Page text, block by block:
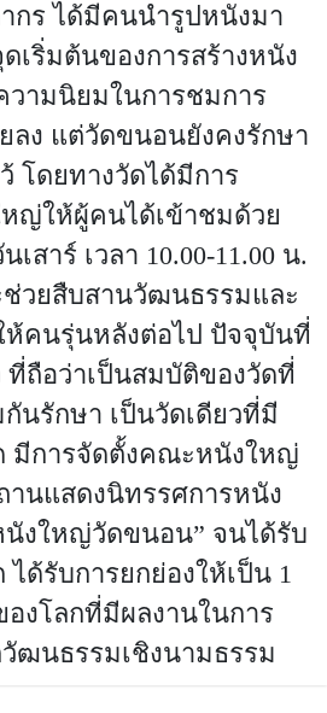
กร ได้มีคนนำรูปหนังมา
เริ่มต้นของการสร้างหนัง
ามนิยมในการชมการ
ลง แต่วัดขนอนยังคงรักษา
โดยทางวัดได้มีการ
ญ่ให้ผู้คนได้เข้าชมด้วย
สาร์ เวลา 10.00-11.00 น.
ช่วยสืบสานวัฒนธรรมและ
คนรุ่นหลังต่อไป ปัจจุบันที่
ที่ถือว่าเป็นสมบัติของวัดที่
นรักษา เป็นวัดเดียวที่มี
มีการจัดตั้งคณะหนังใหญ่
นแสดงนิทรรศการหนัง
งใหญ่วัดขนอน” จนได้รับ
ได้รับการยกย่องให้เป็น 1
งโลกที่มีผลงานในการ
ฒนธรรมเชิงนามธรรม